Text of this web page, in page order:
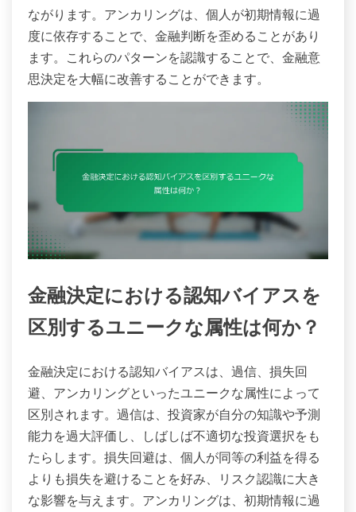
ながります。アンカリングは、個人が初期情報に過
度に依存することで、金融判断を歪めることがあり
ます。これらのパターンを認識することで、金融意
思決定を大幅に改善することができます。
金融決定における認知バイアスを
区別するユニークな属性は何か？
金融決定における認知バイアスは、過信、損失回
避、アンカリングといったユニークな属性によって
区別されます。過信は、投資家が自分の知識や予測
能力を過大評価し、しばしば不適切な投資選択をも
たらします。損失回避は、個人が同等の利益を得る
よりも損失を避けることを好み、リスク認識に大き
な影響を与えます。アンカリングは、初期情報に過